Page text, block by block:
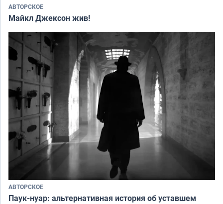
АВТОРСКОЕ
Майкл Джексон жив!
АВТОРСКОЕ
Паук-нуар: альтернативная история об уставшем